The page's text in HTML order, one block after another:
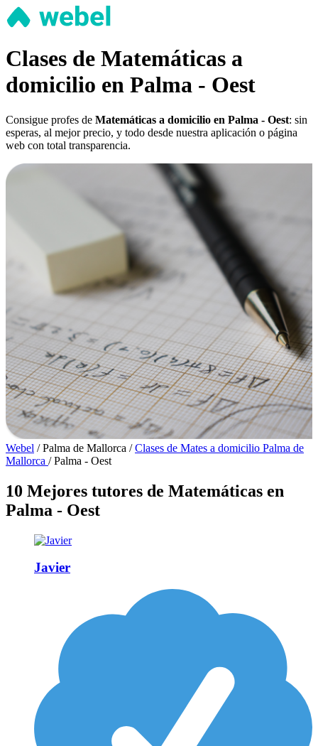
Clases de Matemáticas a
domicilio en Palma - Oest
Consigue profes de Matemáticas a domicilio en Palma - Oest: sin
esperas, al mejor precio, y todo desde nuestra aplicación o página
web con total transparencia.
Webel / Palma de Mallorca / Clases de Mates a domicilio Palma de
Mallorca / Palma - Oest
10 Mejores tutores de Matemáticas en
Palma - Oest
Javier